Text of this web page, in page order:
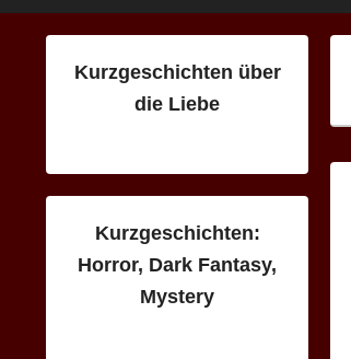
Kurzgeschichten über
die Liebe
Kurzgeschichten:
Horror, Dark Fantasy,
Mystery